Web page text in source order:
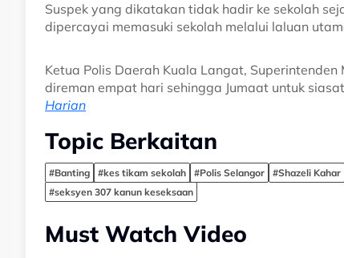
Suspek yang dikatakan tidak hadir ke sekolah
dipercayai memasuki sekolah melalui laluan
Ketua Polis Daerah Kuala Langat,
direman empat hari sehingga Jumaat untuk
Harian
Topic Berkaitan
#Banting #kes tikam sekolah #Polis Selangor #Shazeli Kahar
#seksyen 307 kanun keseksaan
Must Watch Video